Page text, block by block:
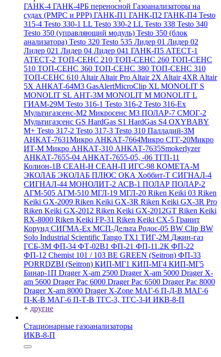
ГАНК-4 ГАНК-4РБ переносной Газоанализаторы на
судах (РМРС и РРР) ГАНК-П1 ГАНК-П2 ГАНК-П4 Testo
315-4 Testo 330-1 LL Testo 330-2 LL Testo 338 Testo 340
Testo 350 (управляющий модуль) Testo 350 (блок
анализатора) Testo 320 Testo 535 Лидер 01 Лидер 02
Лидер 021 Лидер 04 Лидер 041 ГАНК-П5 АТЕСТ-1
АТЕСТ-2 ТОП-СЕНС 210 ТОП-СЕНС 260 ТОП-СЕНС
510 ТОП-СЕНС 360 ТОП-СЕНС 380 ТОП-СЕНС 310
ТОП-СЕНС 610 AltairAltair Pro Altair 2X Altair 4XR Altair
5X АНКАТ-64М3 GasAlertMicroClip XL MONOLIT S
MONOLIT SL АНТ-3М MONOLIT M MONOLIT L
ГИАМ-29М Testo 316-1 Testo 316-2 Testo 316-Ex
Мультигазсенс-М2 Микросенс М3 ПОЛАР-7 СМОГ-2
Мультигазсенс GS HardGas S1 HardGas S4 OXYBABY
M+ Testo 317-2 Testo 317-3 Testo 310 Палладий-3М
АНКАТ-7631Микро АНКАТ-7664Микро СГГ-20Микро
ИТ-М Микро АНКАТ-310 АНКАТ-7635Smokerlyzer
АНКАТ-7655-04 АНКАТ-7655-05, -06 ТГП-11
Колион-1В СЕАН-Н СЕАН-П ИГС-98 КОМЕТА-М
ЭКОЛАБ ЭКОЛАБ ПЛЮС ОКА Хоббит-Т СИГНАЛ-4
СИГНАЛ-44 МОНОЛИТ-2 АСВ-1 ПОЛАР ПОЛАР-2
АГМ-505 АГМ-510 МГЛ-19 МГЛ-20 Riken Keiki 03 Riken
Keiki GX-2009 Riken Keiki GX-3R Riken Keiki GX-3R Pro
Riken Keiki GX-2012 Riken Keiki GX-2012GT Riken Keiki
RX-8000 Riken Keiki FP-31 Riken Keiki CX-5 Гранит
Корунд СИГМА-Ех МСП-Дельта Родос-05 BW Clip BW
Solo Industrial Scientific Tango TX1 ТИГ-2М Джин-газ
ГСБ-3М ФП-34 ФТ-02В1 ФП-21 ФП-11.2К ФП-22
ФП-12 Chemist 101 / 103 BE GREEN (Seitron) ФП-33
PORRDZBI (Seitron) КИП-МГ1 КИП-МГ4 КИП-МГ5
Бинар-1П Drager X-am 2500 Drager X-am 5000 Drager X-
am 5600 Drager Pac 6000 Drager Pac 6500 Drager Pac 8000
Drager X-am 8000 Drager X-Zone МАГ-6 П-Д-В МАГ-6
П-К-В МАГ-6 П-Т-В ТГС-3, ТГС-3-И ИКВ-8-П
+ другие
Стационарные газоанализаторы
ИКВ-8-П